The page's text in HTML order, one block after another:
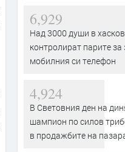
6,929
Над 3000 души в
контролират парите за
мобилния си телефон
4,924
В Световния ден на
шампион по силов
в продажбите на